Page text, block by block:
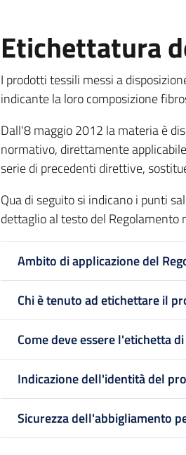
Etichettatura
I prodotti tessili messi a
indicante la loro composizione
Dall'8 maggio 2012 la materia è
normativo, direttamente
serie di precedenti direttive,
Qua di seguito si indicano i punti
dettaglio al testo del Regolamento
Ambito di applicazione del
Chi è tenuto ad etichettare il
Come deve essere l'etichetta
Indicazione dell'identità del
Sicurezza dell'abbigliamento